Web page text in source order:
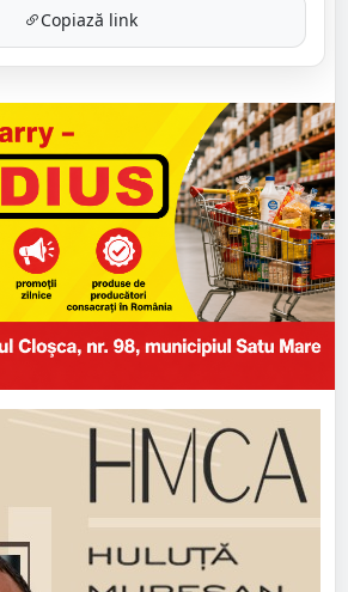
Copiază link